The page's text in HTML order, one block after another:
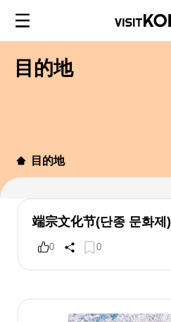
目的地
目的地
端宗文化节(단종 문화제)
0 0